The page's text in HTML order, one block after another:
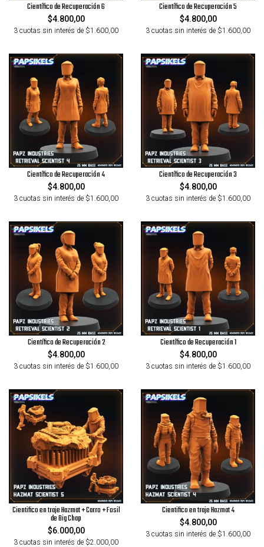
Científico de Recuperación 6
$4.800,00
3 cuotas sin interés de $1.600,00
Científico de Recuperación 5
$4.800,00
3 cuotas sin interés de $1.600,00
Científico de Recuperación 4
$4.800,00
3 cuotas sin interés de $1.600,00
Científico de Recuperación 3
$4.800,00
3 cuotas sin interés de $1.600,00
Científico de Recuperación 2
$4.800,00
3 cuotas sin interés de $1.600,00
Científico de Recuperación 1
$4.800,00
3 cuotas sin interés de $1.600,00
Cientifico en traje Hazmat + Carro + Fosil
de Big Chap
$6.000,00
3 cuotas sin interés de $2.000,00
Cientifico en traje Hazmat 4
$4.800,00
3 cuotas sin interés de $1.600,00